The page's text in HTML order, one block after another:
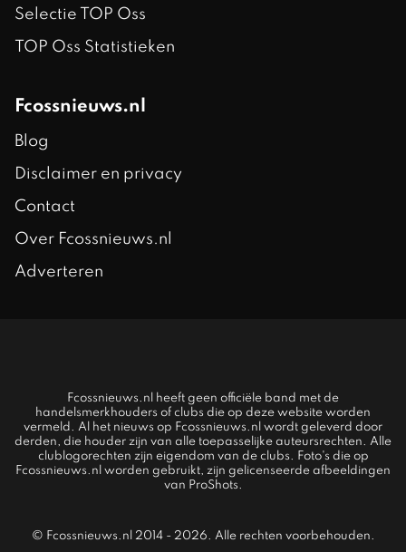
Selectie TOP Oss
TOP Oss Statistieken
Fcossnieuws.nl
Blog
Disclaimer en privacy
Contact
Over Fcossnieuws.nl
Adverteren
Fcossnieuws.nl heeft geen officiële band met de
handelsmerkhouders of clubs die op deze website worden
vermeld. Al het nieuws op Fcossnieuws.nl wordt geleverd door
derden, die houder zijn van alle toepasselijke auteursrechten. Alle
clublogorechten zijn eigendom van de clubs. Foto's die op
Fcossnieuws.nl worden gebruikt, zijn gelicenseerde afbeeldingen
van ProShots.
© Fcossnieuws.nl 2014 - 2026. Alle rechten voorbehouden.